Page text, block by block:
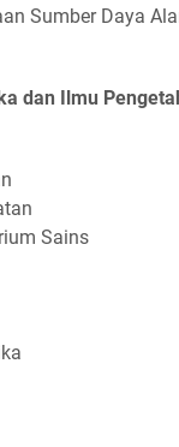
Sumber Daya
dan Ilmu
Sains